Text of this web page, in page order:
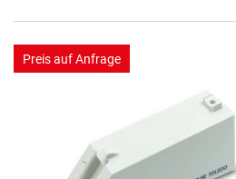
Preis auf Anfrage